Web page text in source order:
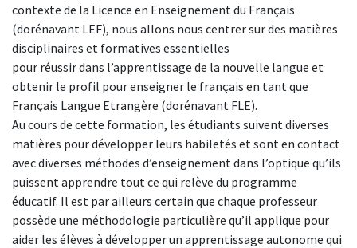
contexte de la Licence en Enseignement du Français
(dorénavant LEF), nous allons nous centrer sur des matières
disciplinaires et formatives essentielles
pour réussir dans l’apprentissage de la nouvelle langue et
obtenir le profil pour enseigner le français en tant que
Français Langue Etrangère (dorénavant FLE).
Au cours de cette formation, les étudiants suivent diverses
matières pour développer leurs habiletés et sont en contact
avec diverses méthodes d’enseignement dans l’optique qu’ils
puissent apprendre tout ce qui relève du programme
éducatif. Il est par ailleurs certain que chaque professeur
possède une méthodologie particulière qu’il applique pour
aider les élèves à développer un apprentissage autonome qui